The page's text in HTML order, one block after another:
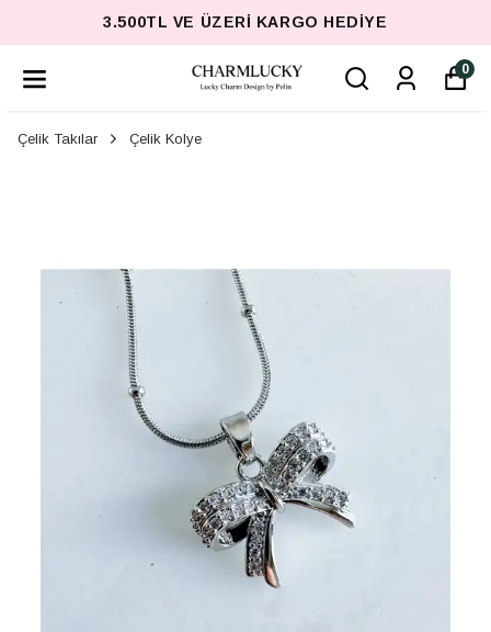
3.500TL VE ÜZERI KARGO HEDIYE
0
Çelik Takılar Çelik Kolye